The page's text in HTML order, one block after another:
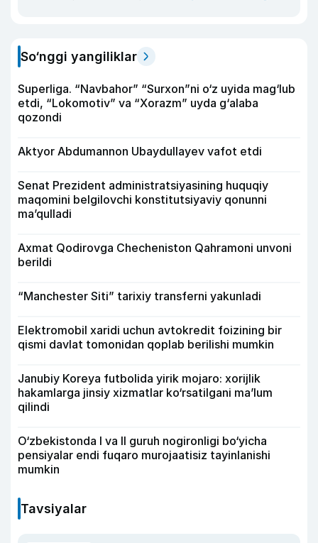
So‘nggi yangiliklar
Superliga. “Navbahor” “Surxon”ni o‘z uyida mag‘lub
etdi, “Lokomotiv” va “Xorazm” uyda g‘alaba
qozondi
Aktyor Abdu­mannon Ubaydullayev vafot etdi
Senat Prezident administratsiyasining huquqiy
maqomini belgilovchi konstitutsiyaviy qonunni
ma’qulladi
Axmat Qodirovga Checheniston Qahramoni unvoni
berildi
“Manchester Siti” tarixiy transferni yakunladi
Elektromobil xaridi uchun avtokredit foizining bir
qismi davlat tomonidan qoplab berilishi mumkin
Janubiy Koreya futbolida yirik mojaro: xorijlik
hakamlarga jinsiy xizmatlar ko‘rsatilgani ma’lum
qilindi
O‘zbekistonda I va II guruh nogironligi bo‘yicha
pensiyalar endi fuqaro murojaatisiz tayinlanishi
mumkin
Tavsiyalar